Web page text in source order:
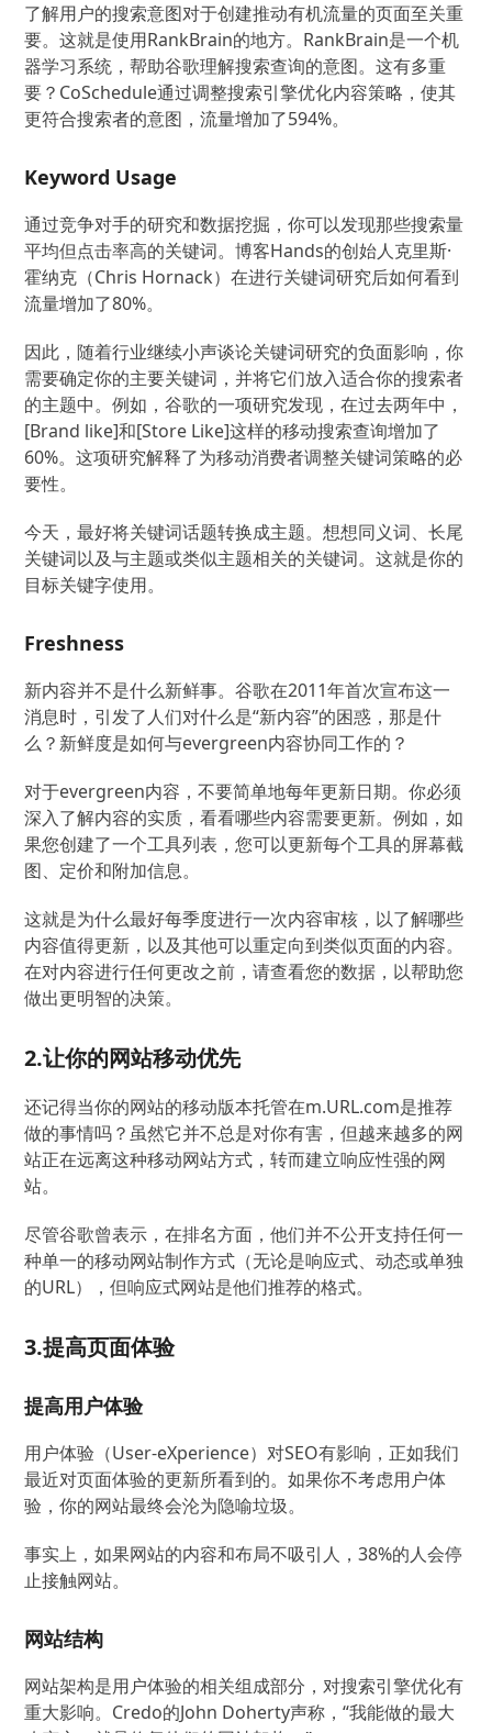
了解用户的搜索意图对于创建推动有机流量的页面至关重
要。这就是使用RankBrain的地方。RankBrain是一个机
器学习系统，帮助谷歌理解搜索查询的意图。这有多重
要？CoSchedule通过调整搜索引擎优化内容策略，使其
更符合搜索者的意图，流量增加了594%。
Keyword Usage
通过竞争对手的研究和数据挖掘，你可以发现那些搜索量
平均但点击率高的关键词。博客Hands的创始人克里斯·
霍纳克（Chris Hornack）在进行关键词研究后如何看到
流量增加了80%。
因此，随着行业继续小声谈论关键词研究的负面影响，你
需要确定你的主要关键词，并将它们放入适合你的搜索者
的主题中。例如，谷歌的一项研究发现，在过去两年中，
[Brand like]和[Store Like]这样的移动搜索查询增加了
60%。这项研究解释了为移动消费者调整关键词策略的必
要性。
今天，最好将关键词话题转换成主题。想想同义词、长尾
关键词以及与主题或类似主题相关的关键词。这就是你的
目标关键字使用。
Freshness
新内容并不是什么新鲜事。谷歌在2011年首次宣布这一
消息时，引发了人们对什么是“新内容”的困惑，那是什
么？新鲜度是如何与evergreen内容协同工作的？
对于evergreen内容，不要简单地每年更新日期。你必须
深入了解内容的实质，看看哪些内容需要更新。例如，如
果您创建了一个工具列表，您可以更新每个工具的屏幕截
图、定价和附加信息。
这就是为什么最好每季度进行一次内容审核，以了解哪些
内容值得更新，以及其他可以重定向到类似页面的内容。
在对内容进行任何更改之前，请查看您的数据，以帮助您
做出更明智的决策。
2.让你的网站移动优先
还记得当你的网站的移动版本托管在m.URL.com是推荐
做的事情吗？虽然它并不总是对你有害，但越来越多的网
站正在远离这种移动网站方式，转而建立响应性强的网
站。
尽管谷歌曾表示，在排名方面，他们并不公开支持任何一
种单一的移动网站制作方式（无论是响应式、动态或单独
的URL），但响应式网站是他们推荐的格式。
3.提高页面体验
提高用户体验
用户体验（User-eXperience）对SEO有影响，正如我们
最近对页面体验的更新所看到的。如果你不考虑用户体
验，你的网站最终会沦为隐喻垃圾。
事实上，如果网站的内容和布局不吸引人，38%的人会停
止接触网站。
网站结构
网站架构是用户体验的相关组成部分，对搜索引擎优化有
重大影响。Credo的John Doherty声称，“我能做的最大